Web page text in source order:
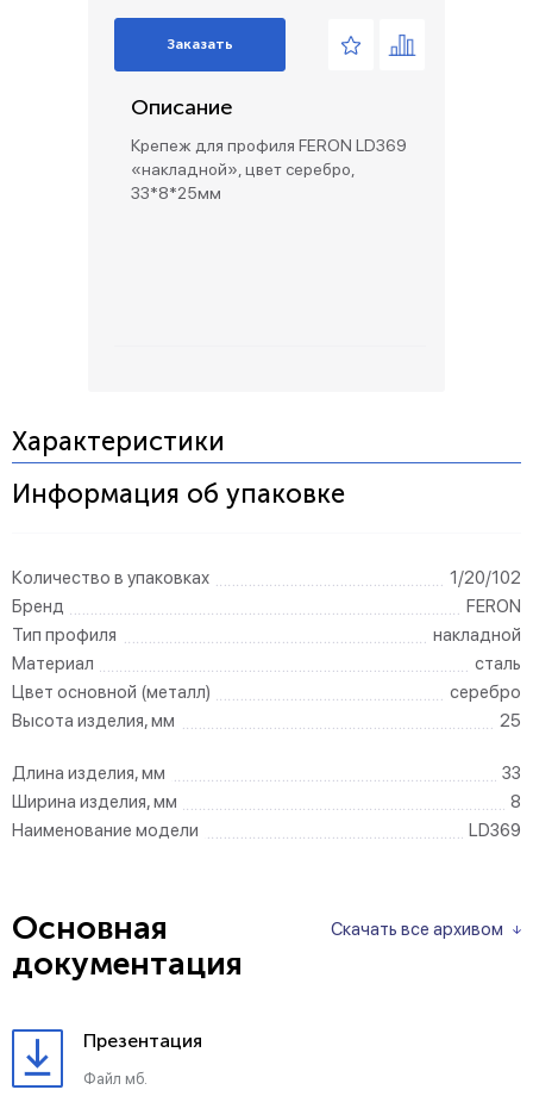
Заказать
Описание
Крепеж для профиля FERON LD369
«накладной», цвет серебро,
33*8*25мм
Характеристики
Информация об упаковке
Количество в упаковках
1/20/102
Бренд
FERON
Тип профиля
накладной
Материал
сталь
Цвет основной (металл)
серебро
Высота изделия, мм
25
Длина изделия, мм
33
Ширина изделия, мм
8
Наименование модели
LD369
Скачать все архивом
Основная
документация
Презентация
Файл мб.